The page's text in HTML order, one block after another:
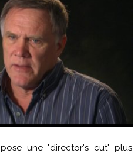
une "director's cut" plus